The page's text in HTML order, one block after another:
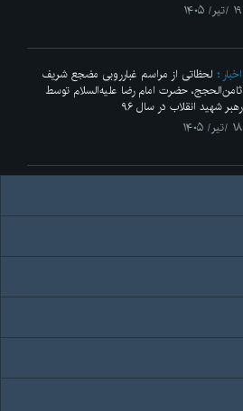
۱۹ /تیر/ ۱۴۰۵
اخبار
لحظاتی از مراسم غبارروبی مضجع شریف
ثامن‌الحجج، حضرت امام رضا علیه‌السلام توسط
رهبر شهید انقلاب در سال ۹۶
۱۸ /تیر/ ۱۴۰۵